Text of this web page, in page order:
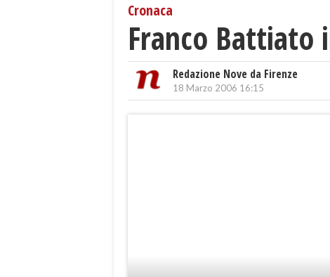
Cronaca
Franco Battiato
Redazione Nove da Firenze
18 Marzo 2006 16:15